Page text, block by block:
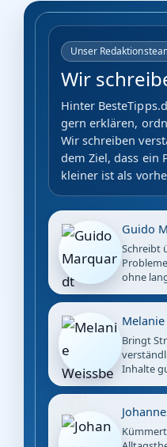
Unser
Wir
Hinter
gern erklären,
Wir schreiben
dem Ziel, dass ein
kleiner ist als
Guido
Schreibt
ohne
Bringt
Inhalte